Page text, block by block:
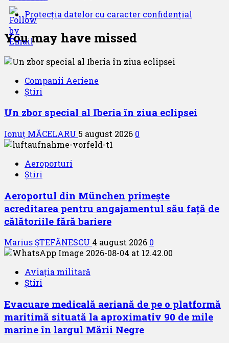
Protecția datelor cu caracter confidențial
You may have missed
Companii Aeriene
Știri
Un zbor special al Iberia în ziua eclipsei
Ionuț MĂCELARU 5 august 2026 0
Aeroporturi
Știri
Aeroportul din München primește
acreditarea pentru angajamentul său față de
călătoriile fără bariere
Marius ȘTEFĂNESCU 4 august 2026 0
Aviația militară
Știri
Evacuare medicală aeriană de pe o platformă
maritimă situată la aproximativ 90 de mile
marine în largul Mării Negre